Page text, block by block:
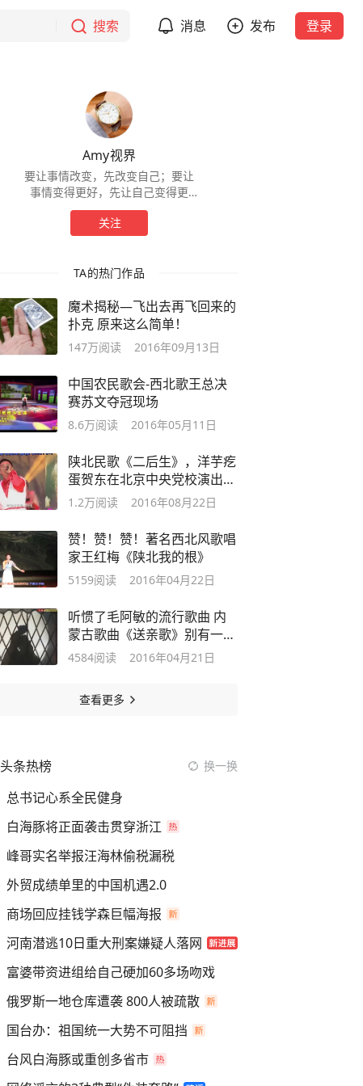
搜索 消息 发布 登录
Amy视界
要让事情改变，先改变自己；要让
事情变得更好，先让自己变得更
强。
关注
TA的热门作品
魔术揭秘—飞出去再飞回来的
扑克 原来这么简单！
147万阅读 2016年09月13日
中国农民歌会-西北歌王总决
赛苏文夺冠现场
8.6万阅读 2016年05月11日
陕北民歌《二后生》，洋芋疙
蛋贺东在北京中央党校演出视
频
1.2万阅读 2016年08月22日
赞！赞！赞！著名西北风歌唱
家王红梅《陕北我的根》
5159阅读 2016年04月22日
听惯了毛阿敏的流行歌曲 内
蒙古歌曲《送亲歌》别有一番
味道
4584阅读 2016年04月21日
查看更多
头条热榜 换一换
总书记心系全民健身
白海豚将正面袭击贯穿浙江
峰哥实名举报汪海林偷税漏税
外贸成绩单里的中国机遇2.0
商场回应挂钱学森巨幅海报
河南潜逃10日重大刑案嫌疑人落网
富婆带资进组给自己硬加60多场吻戏
俄罗斯一地仓库遭袭 800人被疏散
国台办：祖国统一大势不可阻挡
台风白海豚或重创多省市